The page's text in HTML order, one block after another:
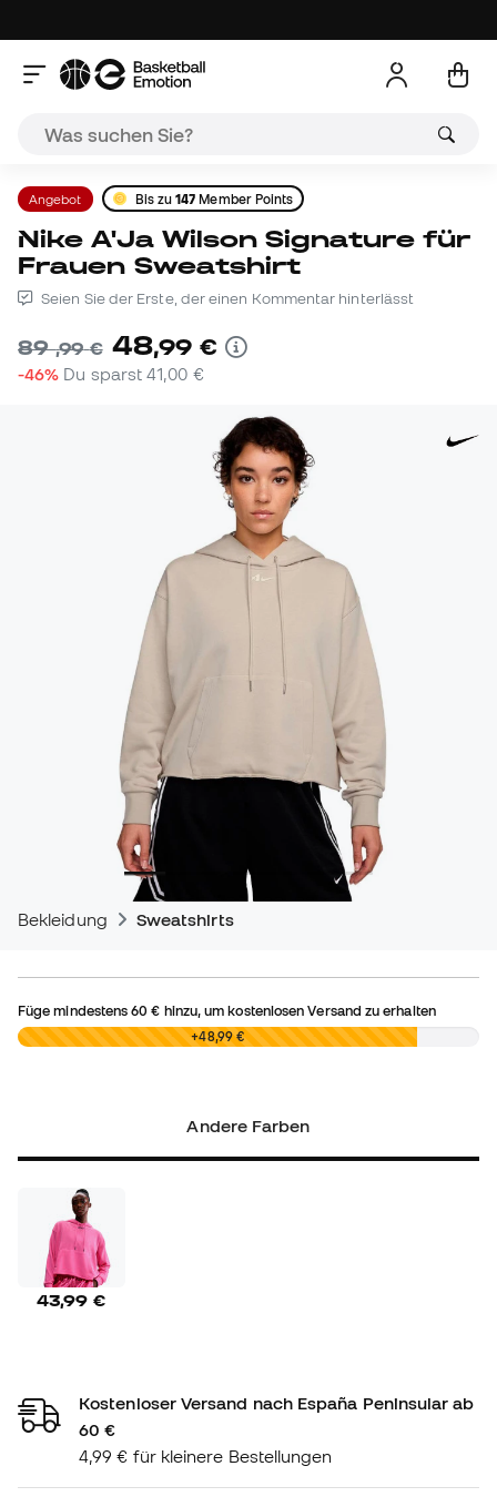
Angebot Bis zu147 Member Points
Nike A'Ja Wilson Signature für
Frauen Sweatshirt
Seien Sie der Erste, der einen Kommentar hinterlässt
89,99 € 48,99 €
-46% Du sparst41,00 €
Bekleidung Sweatshirts
Füge mindestens60 € hinzu, um kostenlosen Versand zu erhalten
0,00 € +48,99 €
Andere Farben
43,99 €
Kostenloser Versand nach España Peninsular ab
60 €
4,99 € für kleinere Bestellungen